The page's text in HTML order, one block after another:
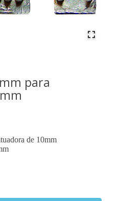
para
de 10mm